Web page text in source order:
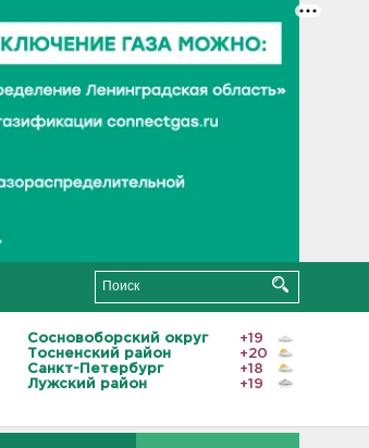
Сосновоборский округ
+19
Тосненский район
+20
Санкт-Петербург
+18
Лужский район
+19